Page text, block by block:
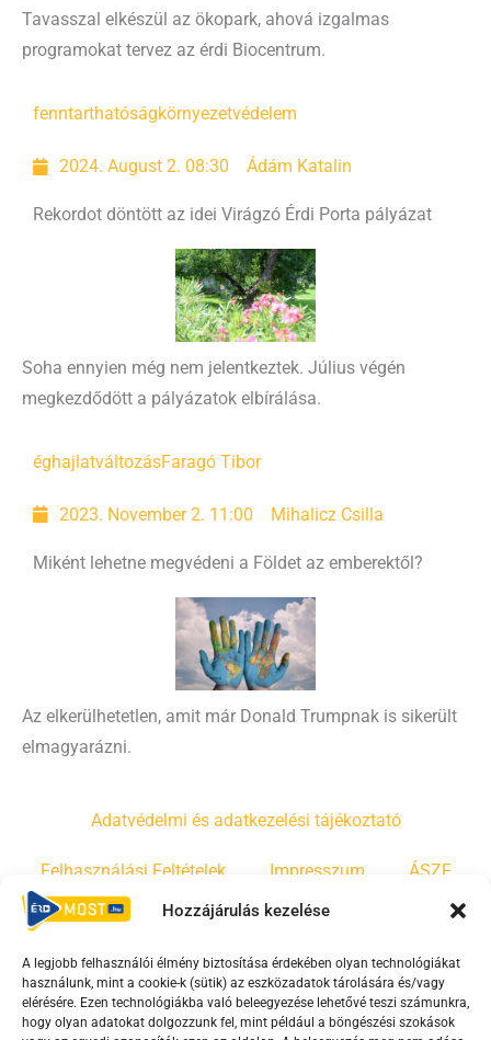
Hozzájárulás kezelése
A legjobb felhasználói élmény biztosítása érdekében olyan technológiákat
használunk, mint a cookie-k (sütik) az eszközadatok tárolására és/vagy
elérésére. Ezen technológiákba való beleegyezése lehetővé teszi számunkra,
hogy olyan adatokat dolgozzunk fel, mint például a böngészési szokások
Tavasszal elkészül az ökopark, ahová izgalmas
programokat tervez az érdi Biocentrum.
fenntarthatóságkörnyezetvédelem
2024. August 2. 08:30 Ádám Katalin
Rekordot döntött az idei Virágzó Érdi Porta pályázat
Soha ennyien még nem jelentkeztek. Július végén
megkezdődött a pályázatok elbírálása.
éghajlatváltozásFaragó Tibor
2023. November 2. 11:00 Mihalicz Csilla
Miként lehetne megvédeni a Földet az emberektől?
Az elkerülhetetlen, amit már Donald Trumpnak is sikerült
elmagyarázni.
Adatvédelmi és adatkezelési tájékoztató
Felhasználási Feltételek Impresszum ÁSZF
Irányelvek Moderálási szabályzat
F
a
Y
o
T
i